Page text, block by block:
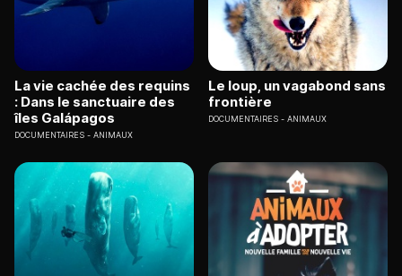
La vie cachée des requins
: Dans le sanctuaire des
îles Galápagos
DOCUMENTAIRES ANIMAUX
Le loup, un vagabond sans
frontière
DOCUMENTAIRES ANIMAUX